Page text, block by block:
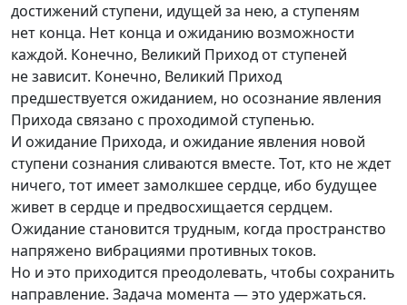
достижений ступени, идущей за нею, а ступеням
нет конца. Нет конца и ожиданию возможности
каждой. Конечно, Великий Приход от ступеней
не зависит. Конечно, Великий Приход
предшествуется ожиданием, но осознание явления
Прихода связано с проходимой ступенью.
И ожидание Прихода, и ожидание явления новой
ступени сознания сливаются вместе. Тот, кто не ждет
ничего, тот имеет замолкшее сердце, ибо будущее
живет в сердце и предвосхищается сердцем.
Ожидание становится трудным, когда пространство
напряжено вибрациями противных токов.
Но и это приходится преодолевать, чтобы сохранить
направление. Задача момента — это удержаться.